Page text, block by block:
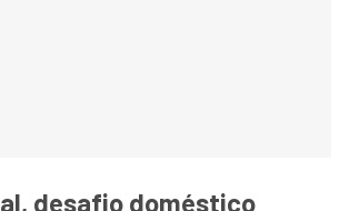
desafio doméstico